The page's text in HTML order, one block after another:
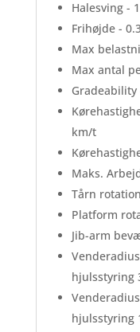
Halesving -
Frihøjde -
Max
Max antal
Gradeability
km/t
Maks.
Tårn
Platform
Jib-arm
hjulsstyring
hjulsstyring